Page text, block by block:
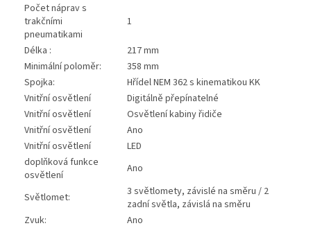
Počet náprav s
trakčními
pneumatikami
1
Délka :
217 mm
Minimální poloměr:
358 mm
Spojka:
Hřídel NEM 362 s kinematikou KK
Vnitřní osvětlení
Digitálně přepínatelné
Vnitřní osvětlení
Osvětlení kabiny řidiče
Vnitřní osvětlení
Ano
Vnitřní osvětlení
LED
doplňková funkce
osvětlení
Ano
Světlomet:
3 světlomety, závislé na směru / 2
zadní světla, závislá na směru
Zvuk:
Ano